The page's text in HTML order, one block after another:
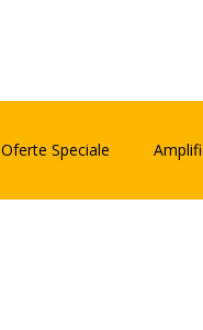
Oferte Speciale